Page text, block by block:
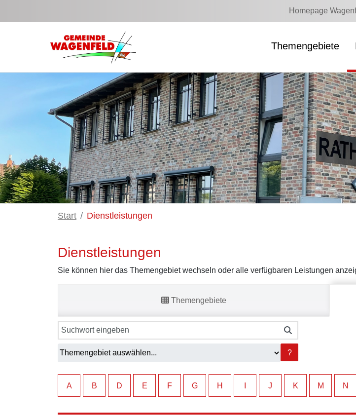
Homepage
Themengebiete
Start Dienstleistungen
Dienstleistungen
Sie können hier das Themengebiet wechseln oder alle verfügbaren Leistungen
Themengebiete
?
A B D E F G H J K M N